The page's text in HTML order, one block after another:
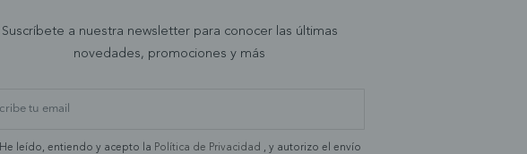
Suscríbete a nuestra newsletter para conocer las últimas
novedades, promociones y más
He leído, entiendo y acepto la Política de Privacidad , y autorizo el envío